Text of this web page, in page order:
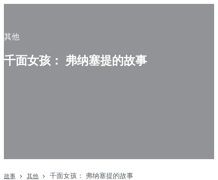
其他
千面女孩： 弗纳塞提的故事
故事 其他 千面女孩： 弗纳塞提的故事